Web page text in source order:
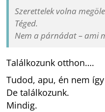
Szerettelek volna
Téged.
Nem a párnádat – ami
Találkozunk otthon….
Tudod, apu, én nem
De találkozunk.
Mindig.